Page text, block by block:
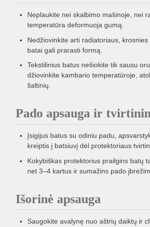
Neplaukite nei skalbimo mašinoje, nei
temperatūra deformuoja gumą.
Nedžiovinkite arti radiatoriaus,
batai gali prarasti formą.
Tekstilinius batus nešiokite tik sausu
džiovinkite kambario temperatūroje,
šaltinių.
Pado apsauga ir
Įsigijus batus su odiniu padu,
kreiptis į batsiuvį dėl protektoriaus
Kokybiškas protektorius prailgins batų
net 3–4 kartus ir sumažins pado
Išorinė apsauga
Saugokite avalynę nuo aštrių daiktų ir